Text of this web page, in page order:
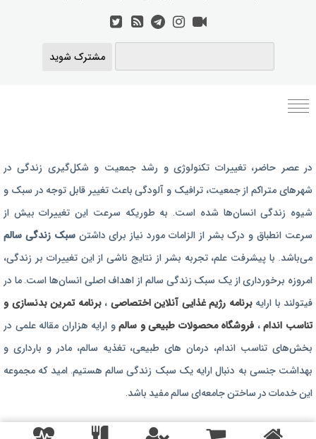
مشترک شوید
رژیم غذایی بارداری
برنامه رژیم درمانی
برنامه تمرین بدنسازی
برنامه تمرینی
محصولات طبیعی و سالم
در عصر حاضر،‌ تغییرات تکنولوژی و رشد جمعیت و شکل‌گیری زندگی‌ در
شهرهای متراکم از جمعیت، ترافیک و آلودگی باعث تغییر قابل توجه در سبک و
شیوه زندگی انسان‌ها شده است. به طوریکه سرعت این تغییرات بیش از
سرعت انطباق و درک بشر از الزامات مورد نیاز برای داشتنسبک زندگی سالم
می‌باشد. با پیشرفت علم، تجربه بشر از نتایج ناشی از این تغییرات بر زندگی،
امروزه برخورداری از یک سبک زندگی سالم از اهداف اصلی انسان‌ها است. ما در
فیتولند با ارایهبرنامه رژیم غذایی آنلاین اختصاصی ،برنامه تمرین بدنسازی و
تناسب اندام، فروشگاه محصولات طبیعی و سالمو ارایه هزاران مقاله علمی در
بخش‌های تناسب اندام، درمان های طبیعی، تغذیه سالم، مادر و بارداری و
بهداشت جنسی به دنبال ارایه یک سبک زندگی سالم هستیم. امید که مجموعه
این خدمات در ساختن جامعه‌ای سالم مفید باشد.